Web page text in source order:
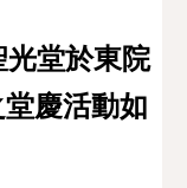
光堂於東院
慶活動如